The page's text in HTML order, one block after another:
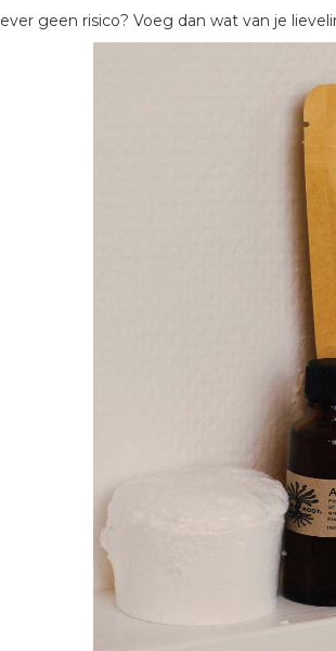
geen risico? Voeg dan wat van je